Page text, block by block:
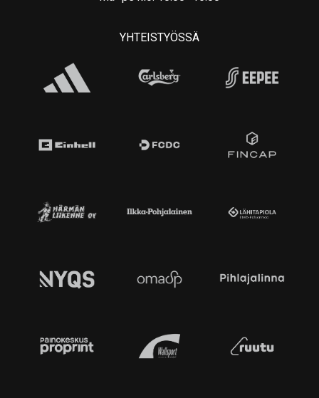
YHTEISTYÖSSÄ